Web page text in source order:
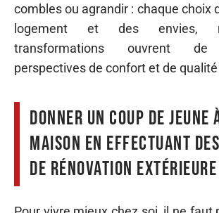
combles ou agrandir : chaque choix
logement et des envies,
transformations ouvrent de
perspectives de confort et de
Donner un coup de jeune
maison en effectuant
de rénovation extérieure